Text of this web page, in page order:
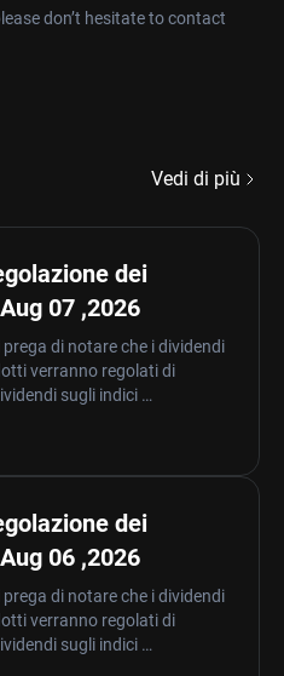
don’t hesitate to contact
Vedi di più
dei
07 ,2026
prega di notare che i dividendi
verranno regolati di
sugli indici …
dei
06 ,2026
prega di notare che i dividendi
verranno regolati di
sugli indici …